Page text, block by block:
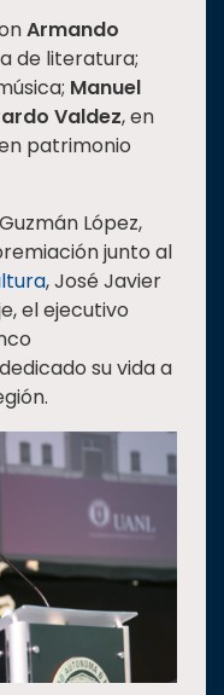
Armando
de literatura;
Manuel
Valdez, en
patrimonio
López,
junto al
, José Javier
el ejecutivo
su vida a